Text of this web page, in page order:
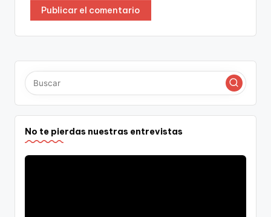
No te pierdas nuestras entrevistas